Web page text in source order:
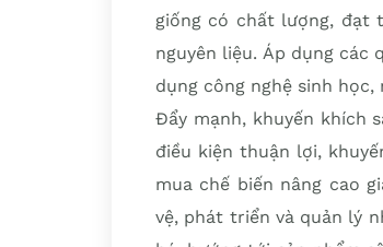
giống có chất lượng, đạt
nguyên liệu. Áp dụng
dụng công nghệ sinh
Đẩy mạnh, khuyến khích
điều kiện thuận lợi,
mua chế biến nâng cao
vệ, phát triển và quản lý